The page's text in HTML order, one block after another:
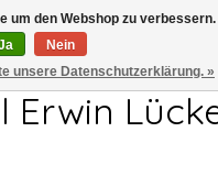
13.00Uhr
Erwin
um den Webshop zu verbessern.
Nein
unsere Datenschutzerklärung. »